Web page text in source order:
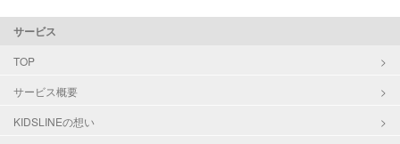
サービス
TOP
サービス概要
KIDSLINEの想い